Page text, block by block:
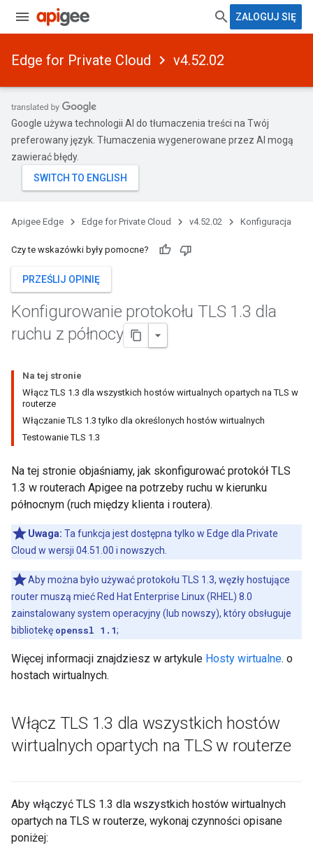
ZALOGUJ SIĘ
Edge for Private Cloud v4.52.02
Google używa technologii AI do tłumaczenia treści na Twój
preferowany język. Tłumaczenia wygenerowane przez AI mogą
zawierać błędy.
Apigee Edge Edge for Private Cloud v4.52.02 Konfiguracja
Czy te wskazówki były pomocne?
PRZEŚLIJ OPINIĘ
Konfigurowanie protokołu TLS 1 .3 dla
ruchu z północy
Na tej stronie
Włącz TLS 1.3 dla wszystkich hostów wirtualnych opartych na TLS w
routerze
Włączanie TLS 1.3 tylko dla określonych hostów wirtualnych
Testowanie TLS 1.3
Na tej stronie objaśniamy, jak skonfigurować protokół TLS
1.3 w routerach Apigee na potrzeby ruchu w kierunku
północnym (ruch między klienta i routera).
Uwaga: Ta funkcja jest dostępna tylko w Edge dla Private
Cloud w wersji 04.51.00 i nowszych.
Aby można było używać protokołu TLS 1.3, węzły hostujące
router muszą mieć Red Hat Enterprise Linux (RHEL) 8.0
zainstalowany system operacyjny (lub nowszy), który obsługuje
bibliotekę openssl 1.1;
Więcej informacji znajdziesz w artykule Hosty wirtualne. o
hostach wirtualnych.
Włącz TLS 1.3 dla wszystkich hostów
wirtualnych opartych na TLS w routerze
Aby włączyć TLS 1.3 dla wszystkich hostów wirtualnych
opartych na TLS w routerze, wykonaj czynności opisane
poniżej: